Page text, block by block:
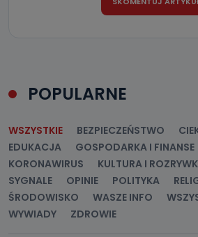
POPULARNE
WSZYSTKIE BEZPIECZEŃSTWO
EDUKACJA
GOSPODARKA I FINANSE
KORONAWIRUS
KULTURA I
SYGNALE
OPINIE POLITYKA
ŚRODOWISKO
WASZE INFO
WYWIADY
ZDROWIE